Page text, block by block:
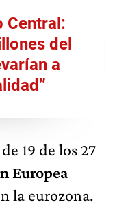
Central:
del
a
19 de los 27
Europea
la eurozona.